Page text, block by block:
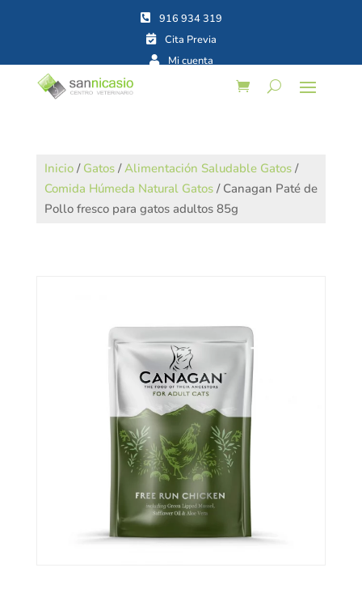



Inicio/ Gatos/Alimentación Saludable Gatos/
Comida Húmeda Natural Gatos/ Canagan Paté de
Pollo fresco para gatos adultos 85g